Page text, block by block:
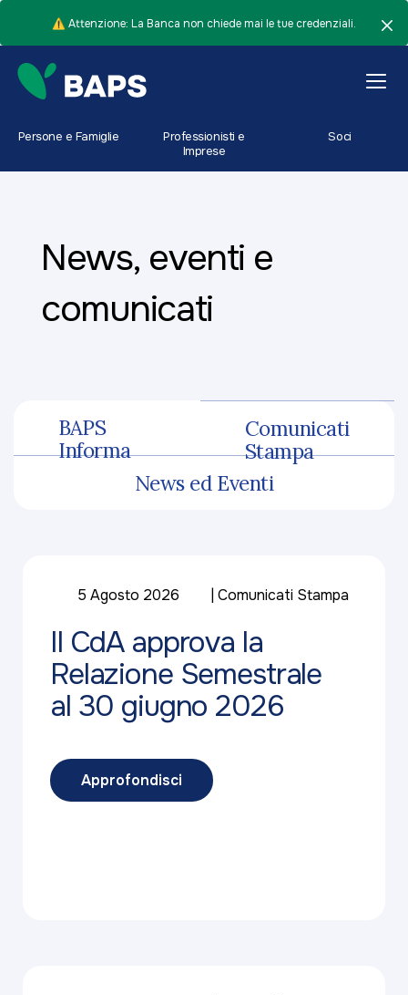
⚠️ Attenzione: La Banca non chiede mai le tue credenziali.
Persone e Famiglie
Professionisti e
Imprese
Soci
News, eventi e
comunicati
BAPS
Informa
Comunicati
Stampa
News ed Eventi
5 Agosto 2026 Comunicati Stampa
Il CdA approva la
Relazione Semestrale
al 30 giugno 2026
Approfondisci